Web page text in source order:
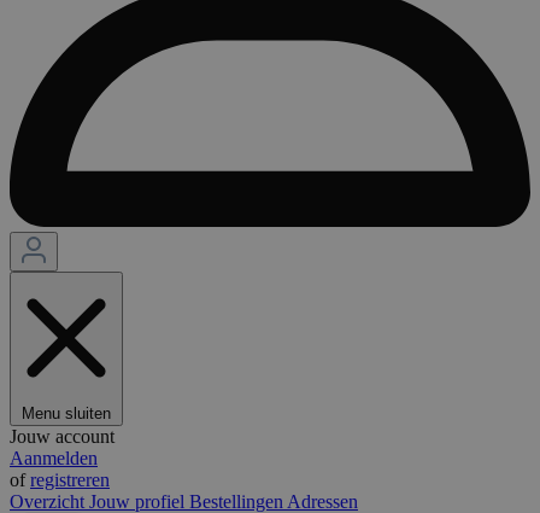
Menu sluiten
Jouw account
Aanmelden
ofregistreren
Overzicht Jouw profiel Bestellingen Adressen